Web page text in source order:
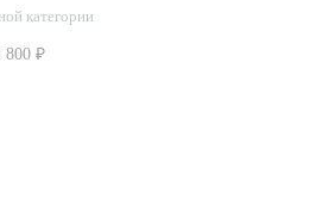
категории
800 ₽